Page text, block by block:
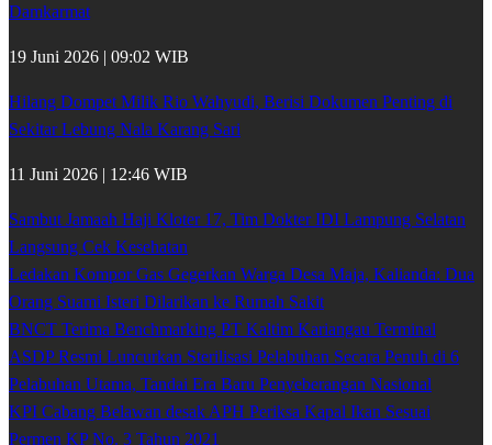
Damkarmat
19 Juni 2026 | 09:02 WIB
Hilang Dompet Milik Rio Wahyudi, Berisi Dokumen Penting di
Sekitar Lebung Nala Karang Sari
11 Juni 2026 | 12:46 WIB
Sambut Jamaah Haji Kloter 17, Tim Dokter IDI Lampung Selatan
Langsung Cek Kesehatan
Ledakan Kompor Gas Gegerkan Warga Desa Maja, Kalianda: Dua
Orang Suami Isteri Dilarikan ke Rumah Sakit
BNCT Terima Benchmarking PT Kaltim Kariangau Terminal
ASDP Resmi Luncurkan Sterilisasi Pelabuhan Secara Penuh di 6
Pelabuhan Utama, Tandai Era Baru Penyeberangan Nasional
KPI Cabang Belawan desak APH Periksa Kapal Ikan Sesuai
Permen KP No. 3 Tahun 2021